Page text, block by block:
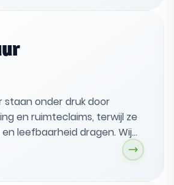
en met een woonvisie die
staan onder druk door
en ruimteclaims, terwijl ze
leefbaarheid dragen. Wij
en meer biodiversiteit, met